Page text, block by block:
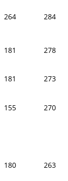
264 284
181 278
181
273
155 270
180 263